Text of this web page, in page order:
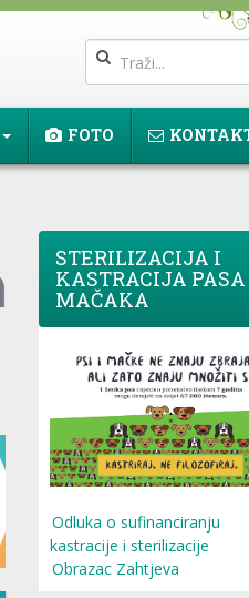
FOTO
STERILIZACIJA I
KASTRACIJA
MAČAKA
Odluka o sufinanciranju
kastracije i sterilizacije
Obrazac Zahtjeva